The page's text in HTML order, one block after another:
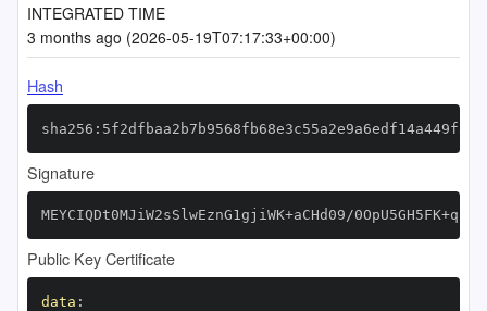
INTEGRATED TIME
3 months ago (2026-05-19T07:17:33+00:00)
Hash
Signature
MEYCIQDt0MJiW2sSlwEznG1gjiWK+aCHd09/
Public Key Certificate
data :